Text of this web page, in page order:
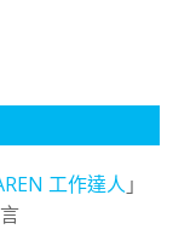
工作達人 」